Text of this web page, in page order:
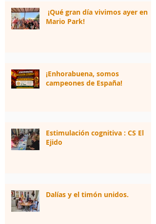
¡Qué gran día vivimos ayer en
Mario Park!
¡Enhorabuena, somos
campeones de España!
Estimulación cognitiva : CS El
Ejido
Dalías y el timón unidos.